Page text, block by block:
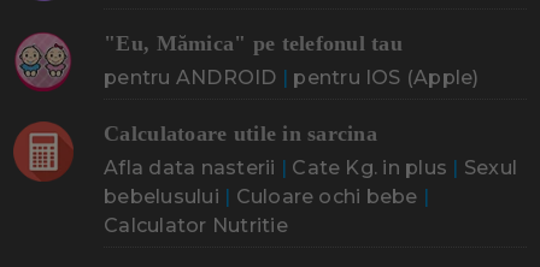
"Eu, Mămica" pe telefonul tau
pentru ANDROID | pentru IOS (Apple)
Calculatoare utile in sarcina
Afla data nasterii | Cate Kg. in plus | Sexul
bebelusului | Culoare ochi bebe |
Calculator Nutritie